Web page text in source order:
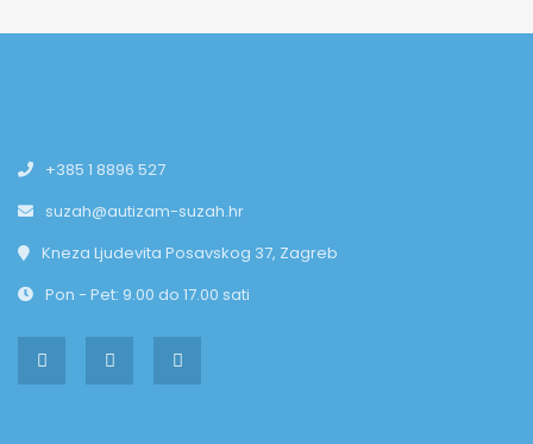
+385 1 8896 527
suzah@autizam-suzah.hr
Kneza Ljudevita Posavskog 37, Zagreb
Pon - Pet: 9.00 do 17.00 sati